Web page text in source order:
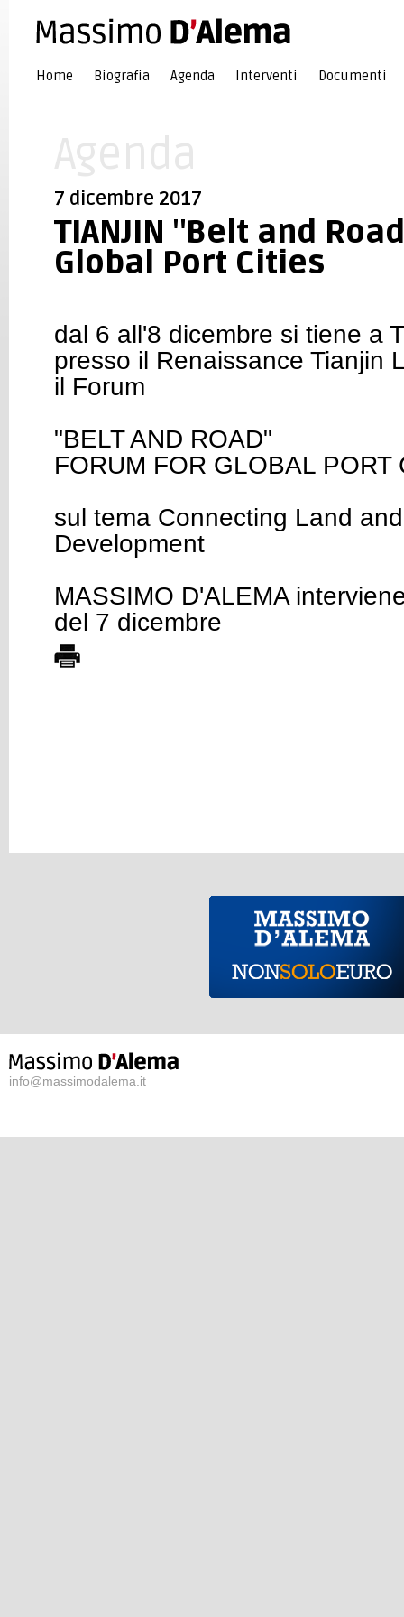
Home Biografia Agenda Interventi Documenti
7 dicembre 2017
TIANJIN "Belt and
Global Port Cities
dal 6 all'8 dicembre si tiene a
presso il Renaissance Tianjin
il Forum
"BELT AND ROAD"
FORUM FOR GLOBAL PORT
sul tema Connecting Land
Development
MASSIMO D'ALEMA
del 7 dicembre
info@massimodalema.it